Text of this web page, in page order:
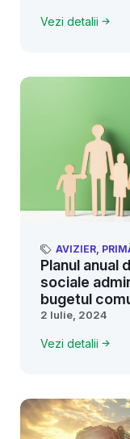
Vezi detalii
AVIZIER,
Planul anual
sociale
bugetul
2 Iulie, 2024
Vezi detalii